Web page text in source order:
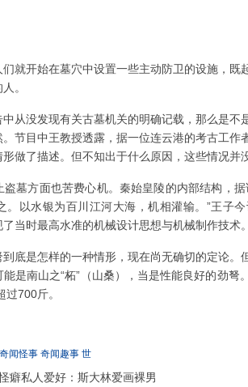
就开始在墓穴中设置一些主动防卫的设施，既
。
从没发现有关古墓机关的明确记载，那么是不
节目中王教授透露，据一位连云港的考古工作
做了描述。但不知出于什么原因，这些情况并
墓方面也苦费心机。秦始皇陵的内部结构，
。以水银为百川江河大海，机相灌输。”王子
当时最高水准的机械设计思想与机械制作技术。
底是怎样的一种情形，现在尚无确切的定论。
是南山之“柘”（山桑），当是性能良好的劲弩
700斤。
奇闻怪事 奇闻趣事 世
癖私人爱好：斯大林爱画裸男